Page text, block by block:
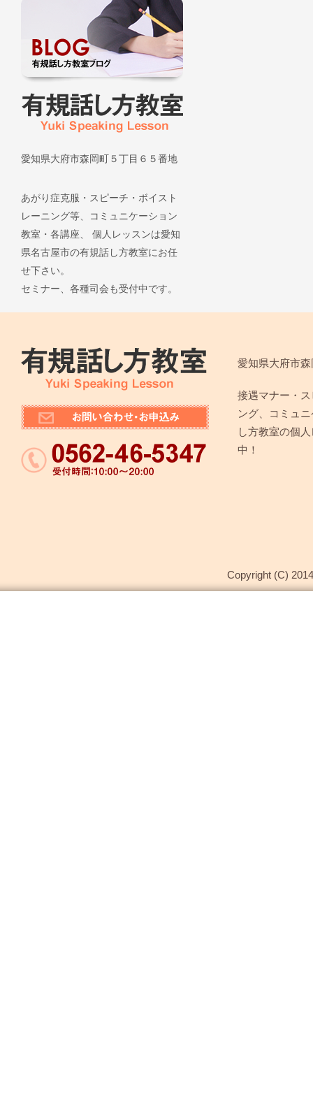
愛知県大府市森岡町５丁目６５番地
あがり症克服・スピーチ・ボイスト
レーニング等、コミュニケーション
教室・各講座、 個人レッスンは愛知
県名古屋市の有規話し方教室にお任
せ下さい。
セミナー、各種司会も受付中です。
愛知県大府市
接遇マナー・
ング、コミュ
し方教室の個
中！
Copyright (C)